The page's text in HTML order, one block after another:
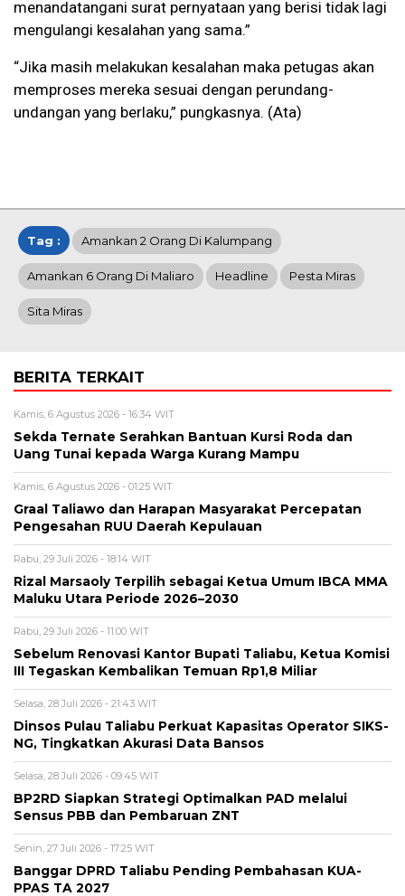
menandatangani surat pernyataan yang berisi tidak lagi
mengulangi kesalahan yang sama.”
“Jika masih melakukan kesalahan maka petugas akan
memproses mereka sesuai dengan perundang-
undangan yang berlaku,” pungkasnya. (Ata)
Tag : Amankan 2 Orang Di Kalumpang
Amankan 6 Orang Di Maliaro Headline Pesta Miras
Sita Miras
BERITA TERKAIT
Kamis, 6 Agustus 2026 - 16:34 WIT
Sekda Ternate Serahkan Bantuan Kursi Roda dan
Uang Tunai kepada Warga Kurang Mampu
Kamis, 6 Agustus 2026 - 01:25 WIT
Graal Taliawo dan Harapan Masyarakat Percepatan
Pengesahan RUU Daerah Kepulauan
Rabu, 29 Juli 2026 - 18:14 WIT
Rizal Marsaoly Terpilih sebagai Ketua Umum IBCA MMA
Maluku Utara Periode 2026–2030
Rabu, 29 Juli 2026 - 11:00 WIT
Sebelum Renovasi Kantor Bupati Taliabu, Ketua Komisi
III Tegaskan Kembalikan Temuan Rp1,8 Miliar
Selasa, 28 Juli 2026 - 21:43 WIT
Dinsos Pulau Taliabu Perkuat Kapasitas Operator SIKS-
NG, Tingkatkan Akurasi Data Bansos
Selasa, 28 Juli 2026 - 09:45 WIT
BP2RD Siapkan Strategi Optimalkan PAD melalui
Sensus PBB dan Pembaruan ZNT
Senin, 27 Juli 2026 - 17:25 WIT
Banggar DPRD Taliabu Pending Pembahasan KUA-
PPAS TA 2027